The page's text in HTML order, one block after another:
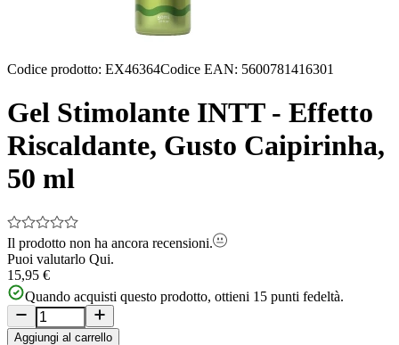
Codice prodotto: EX46364Codice EAN: 5600781416301
Gel Stimolante INTT - Effetto
Riscaldante, Gusto Caipirinha,
50 ml
Il prodotto non ha ancora recensioni.
Puoi valutarlo Qui.
15,95 €
Quando acquisti questo prodotto, ottieni 15 punti fedeltà.
Aggiungi al carrello